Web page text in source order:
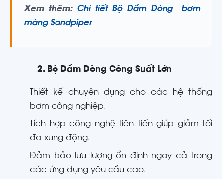
Xem thêm: Chi tiết Bộ Dầm Dòng bơm
màng Sandpiper
2. Bộ Dầm Dòng Công Suất Lớn
Thiết kế chuyên dụng cho các hệ thống
bơm công nghiệp.
Tích hợp công nghệ tiên tiến giúp giảm tối
đa xung động.
Đảm bảo lưu lượng ổn định ngay cả trong
các ứng dụng yêu cầu cao.